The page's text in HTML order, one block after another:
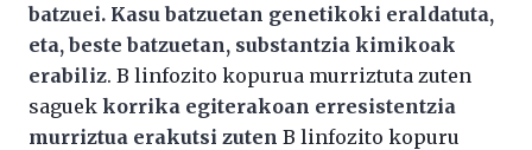
batzuei. Kasu batzuetan genetikoki eraldatuta,
eta, beste batzuetan, substantzia kimikoak
erabiliz. B linfozito kopurua murriztuta zuten
saguek korrika egiterakoan erresistentzia
murriztua erakutsi zuten B linfozito kopuru